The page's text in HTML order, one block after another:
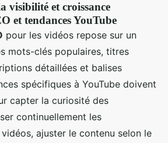
visibilité et croissance
et tendances YouTube
pour les vidéos repose sur un
mots-clés populaires, titres
détaillées et balises
spécifiques à YouTube doivent
capter la curiosité des
continuellement les
ajuster le contenu selon le